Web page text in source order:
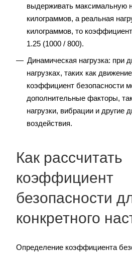
выдерживать максимальную
килограммов, а реальная
килограммов, то
1.25 (1000 / 800).
Динамическая нагрузка: при
нагрузках, таких как
коэффициент безопасности
дополнительные факторы,
нагрузки, вибрации и другие
воздействия.
Как рассчитать
коэффициент
безопасности
конкретного
Определение коэффициента